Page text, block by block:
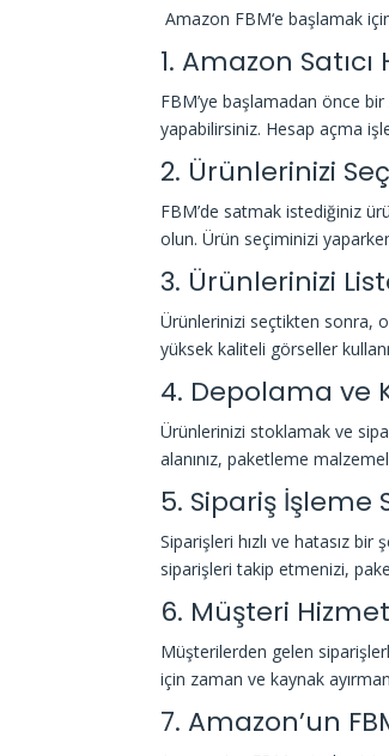
Amazon FBM‘e başlamak
1. Amazon
FBM’ye başlamadan önce bir
yapabilirsiniz. Hesap açma
2. Ürünlerinizi
FBM’de satmak istediğiniz
olun. Ürün seçiminizi
3. Ürünlerinizi
Ürünlerinizi seçtikten sonra,
yüksek kaliteli görseller
4. Depolama ve
Ürünlerinizi stoklamak ve
alanınız, paketleme
5. Sipariş İşleme
Siparişleri hızlı ve hatasız
siparişleri takip etmenizi,
6. Müşteri
Müşterilerden gelen
için zaman ve kaynak
7. Amazon’un